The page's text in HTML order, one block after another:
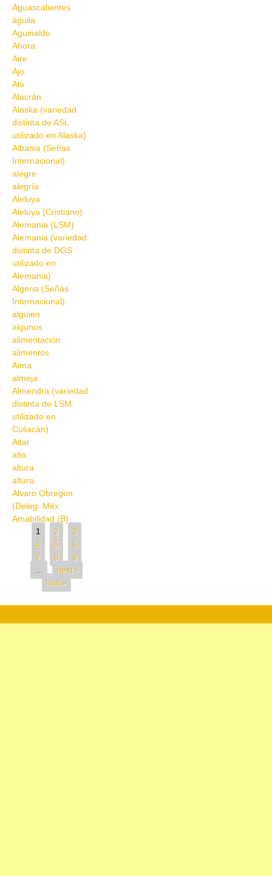
Aguascalientes
águila
Aguinaldo
Ahora
Aire
Ajo
Ala
Alacrán
Alaska (variedad
distinta de ASL
utilizado en Alaska)
Albania (Señas
Internacional)
alegre
alegría
Aleluya
Aleluya (Cristiano)
Alemania (LSM)
Alemania (variedad
distinta de DGS
utilizado en
Alemania)
Algeria (Señas
Internacional)
alguien
algunos
alimentación
alimentos
Alma
almeja
Almendra (variedad
distinta de LSM
utilizado en
Culiacán)
Altar
alto
altura
altura
Alvaro Obregon
(Deleg. Méx
Amabilidad (B)
Pages
1 2
3
4
5
6
7
8
9
next ›
last »